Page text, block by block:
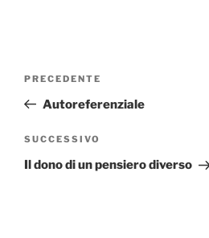
Navigazione
Articolo
precedente:
PRECEDENTE
Autoreferenziale
Articolo
successivo
SUCCESSIVO
Il dono di un pensiero diverso